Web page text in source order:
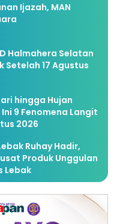
Ijazah, MAN
Halmahera Selatan
Setelah 17 Agustus
hingga Hujan
9 Fenomena Langit
2026
Ruhay Hadir,
Produk Unggulan
Lebak